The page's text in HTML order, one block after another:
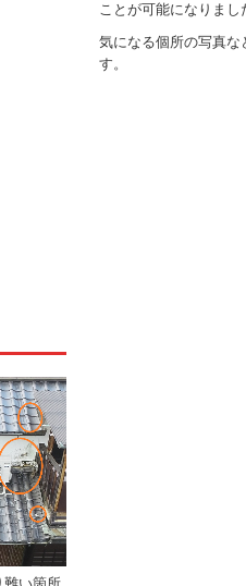
ことが可能になりまし
気になる個所の写真
す。